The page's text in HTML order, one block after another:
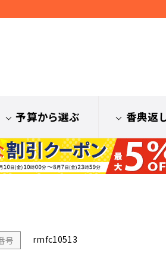
予算から選ぶ 香典返
号 rmfc10513